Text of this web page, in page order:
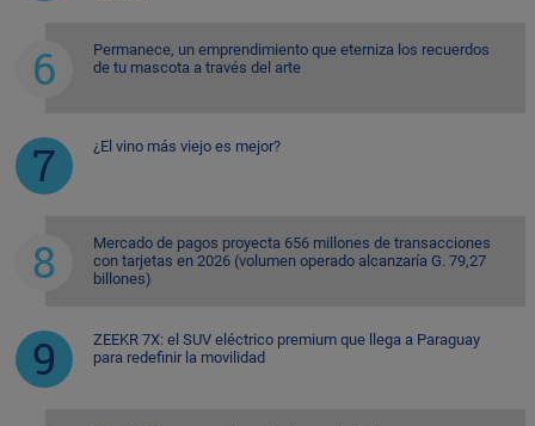
Permanece, un emprendimiento que eterniza los recuerdos
de tu mascota a través del arte
¿El vino más viejo es mejor?
Mercado de pagos proyecta 656 millones de transacciones
con tarjetas en 2026 (volumen operado alcanzaría G. 79,27
billones)
ZEEKR 7X: el SUV eléctrico premium que llega a Paraguay
para redefinir la movilidad